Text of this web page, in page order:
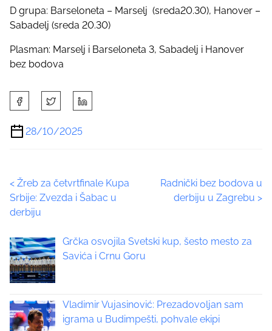
D grupa: Barseloneta – Marselj (sreda20.30), Hanover –
Sabadelj (sreda 20.30)
Plasman: Marselj i Barseloneta 3, Sabadelj i Hanover
bez bodova
h
a
r
h
i
s
o
s
t
n
:
28/10/2025
P
o
s
t
s
n
< Žreb za četvrtfinale Kupa
Srbije: Zvezda i Šabac u
derbiju
Radnički bez bodova u
derbiju u Zagrebu >
Grčka osvojila Svetski kup, šesto mesto za
Savića i Crnu Goru
Vladimir Vujasinović: Prezadovoljan sam
igrama u Budimpešti, pohvale ekipi